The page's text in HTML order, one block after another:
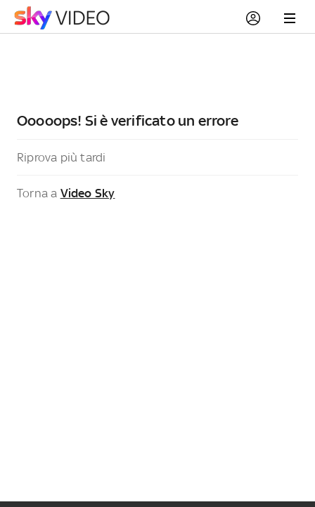
Ooooops! Si è verificato un errore
Riprova più tardi
Torna a Video Sky